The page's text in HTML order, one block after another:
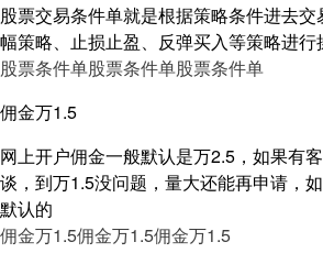
股票交易条件单就是根据策略条件进去
幅策略、止损止盈、反弹买入等策略进行
股票条件单股票条件单股票条件单
佣金万1.5
网上开户佣金一般默认是万2.5，如果有
谈，到万1.5没问题，量大还能再申请，
默认的
佣金万1.5佣金万1.5佣金万1.5